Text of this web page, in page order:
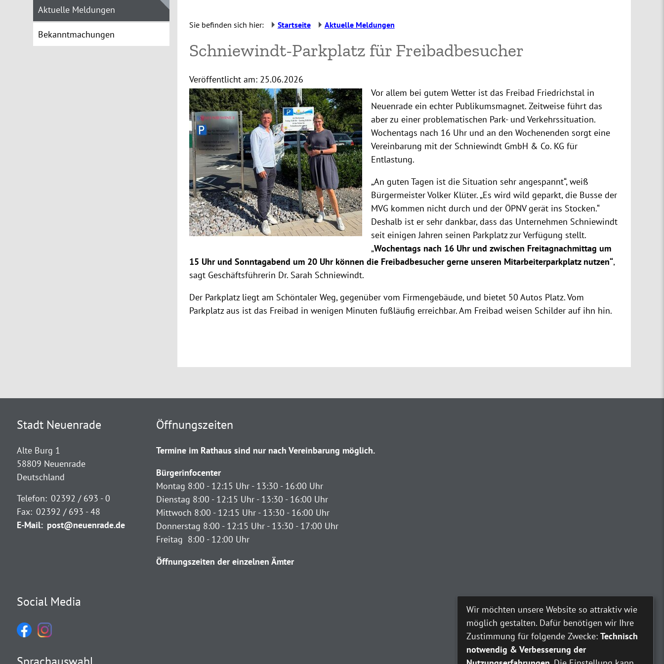
Aktuelle Meldungen
Bekanntmachungen
Sie befinden sich hier: Startseite Aktuelle Meldungen
Schniewindt-Parkplatz für Freibadbesucher
Veröffentlicht am: 25.06.2026
Vor allem bei gutem Wetter ist das Freibad Friedrichstal in
Neuenrade ein echter Publikumsmagnet. Zeitweise führt das
aber zu einer problematischen Park- und Verkehrssituation.
Wochentags nach 16 Uhr und an den Wochenenden sorgt eine
Vereinbarung mit der Schniewindt GmbH & Co. KG für
Entlastung.
„An guten Tagen ist die Situation sehr angespannt“, weiß
Bürgermeister Volker Klüter. „Es wird wild geparkt, die Busse der
MVG kommen nicht durch und der ÖPNV gerät ins Stocken.“
Deshalb ist er sehr dankbar, dass das Unternehmen Schniewindt
seit einigen Jahren seinen Parkplatz zur Verfügung stellt.
„Wochentags nach 16 Uhr und zwischen Freitagnachmittag um
15 Uhr und Sonntagabend um 20 Uhr können die Freibadbesucher gerne unseren Mitarbeiterparkplatz nutzen“,
sagt Geschäftsführerin Dr. Sarah Schniewindt.
Der Parkplatz liegt am Schöntaler Weg, gegenüber vom Firmengebäude, und bietet 50 Autos Platz. Vom
Parkplatz aus ist das Freibad in wenigen Minuten fußläufig erreichbar. Am Freibad weisen Schilder auf ihn hin.
Stadt Neuenrade
Alte Burg 1
58809 Neuenrade
Deutschland
Telefon: 02392 / 693 - 0
Fax: 02392 / 693 - 48
E-Mail: post@neuenrade.de
Öffnungszeiten
Termine im Rathaus sind nur nach Vereinbarung möglich.
Bürgerinfocenter
Montag 8:00 - 12:15 Uhr - 13:30 - 16:00 Uhr
Dienstag 8:00 - 12:15 Uhr - 13:30 - 16:00 Uhr
Mittwoch 8:00 - 12:15 Uhr - 13:30 - 16:00 Uhr
Donnerstag 8:00 - 12:15 Uhr - 13:30 - 17:00 Uhr
Freitag 8:00 - 12:00 Uhr
Öffnungszeiten der einzelnen Ämter
Social Media
Wir möchten unsere Website so attraktiv wie
möglich gestalten. Dafür benötigen wir Ihre
Zustimmung für folgende Zwecke: Technisch
notwendig & Verbesserung der